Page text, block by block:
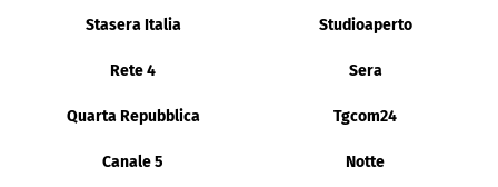
Stasera Italia Studioaperto
Rete 4 Sera
Quarta Repubblica Tgcom24
Canale 5 Notte